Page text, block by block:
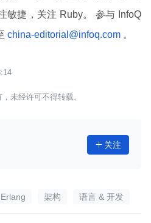
敏捷，关注 Ruby。 参与 InfoQ
china-editorial@infoq.com 。
未经许可不得转载。
 关注
Erlang 架构 语言 & 开发